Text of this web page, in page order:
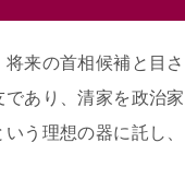
来の首相候補と目さ
あり、清家を政治家
う理想の器に託し、